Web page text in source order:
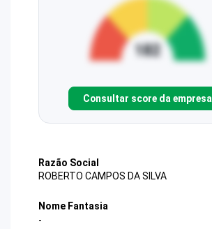
Consultar score da empresa
Razão Social
ROBERTO CAMPOS DA SILVA
Nome Fantasia
-